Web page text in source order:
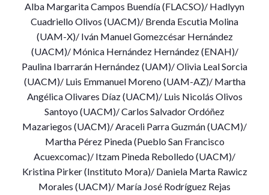
Creación de un proyecto académico
institucional.
(UACM)
Experiencias en la implementación y consolidación del
plan de estudios. Daniela Rawicz (UACM)- Mónica
Hernández (ENAH)
El Seminario como espacio formativo en el cruce
disciplinar.Araceli Parra (UACM)
Perfil de egreso y experiencia profesional.
Abigail
Sandoval (UACM) – Ricardo Vega (UNAM-UAZ)
Alba Margarita Campos Buendía (FLACSO)/ Hadlyyn
Cuadriello Olivos (UACM)/ Brenda Escutia Molina
(UAM-X)/ Iván Manuel Gomezcésar Hernández
(UACM)/ Mónica Hernández Hernández (ENAH)/
Paulina Ibarrarán Hernández (UAM)/ Olivia Leal Sorcia
(UACM)/ Luis Emmanuel Moreno (UAM-AZ)/ Martha
Angélica Olivares Díaz (UACM)/ Luis Nicolás Olivos
Santoyo (UACM)/ Carlos Salvador Ordóñez
Mazariegos (UACM)/ Araceli Parra Guzmán (UACM)/
Martha Pérez Pineda (Pueblo San Francisco
Acuexcomac)/ Itzam Pineda Rebolledo (UACM)/
Kristina Pirker (Instituto Mora)/ Daniela Marta Rawicz
Morales (UACM)/ María José Rodríguez Rejas